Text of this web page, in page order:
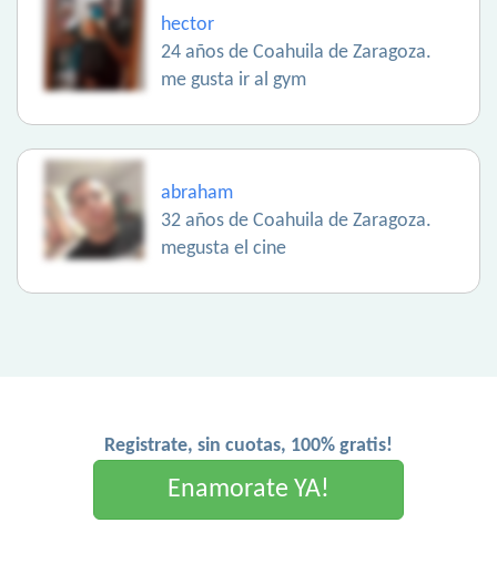
hector
24 años de Coahuila de Zaragoza.
me gusta ir al gym
abraham
32 años de Coahuila de Zaragoza.
megusta el cine
Registrate, sin cuotas, 100% gratis!
Enamorate YA!